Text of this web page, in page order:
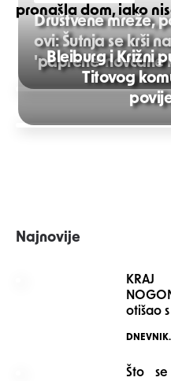
pronašla dom, iako
Post
navigation
Društvene mreže,
ovi: Šutnja se krši
'paprene' novčane
Bleiburg i Križni
Titovog
Najnovije
otišao
POSTED
Što se